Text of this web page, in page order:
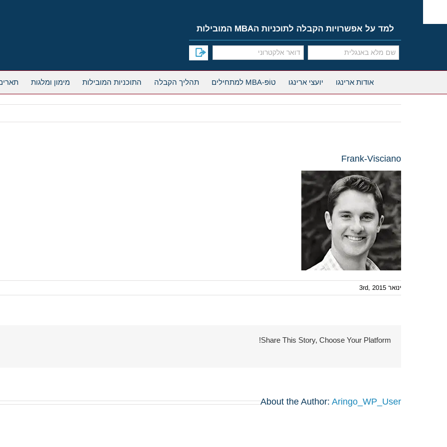
content
למד על אפשרויות הקבלה לתוכניות הMBA המובילות
אודות ארינגו יועצי ארינגו טוֹפּ-MBA למתחילים תהליך הקבלה התוכניות המובילות מימון ומלגות
Frank-Visciano
ינואר 3rd, 2015
Share This Story, Choose Your Platform!
About the Author: Aringo_WP_User